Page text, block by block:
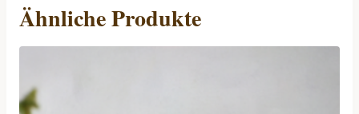
Ähnliche Produkte